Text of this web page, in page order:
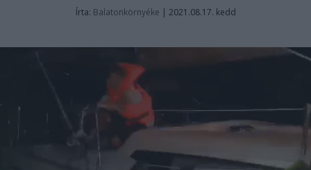
Írta: Balatonkörnyéke | 2021.08.17. kedd